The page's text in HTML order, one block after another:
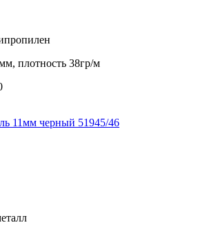
плотность 38гр/м
11мм черный 51945/46